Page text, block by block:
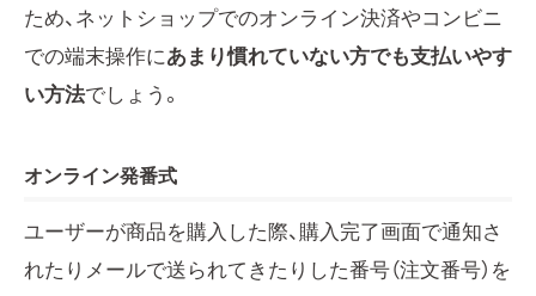
ため、ネットショップでのオンライン決済やコンビニ
での端末操作にあまり慣れていない方でも支払いやす
い方法でしょう。
オンライン発番式
ユーザーが商品を購入した際、購入完了画面で通知さ
れたりメールで送られてきたりした番号（注文番号）を